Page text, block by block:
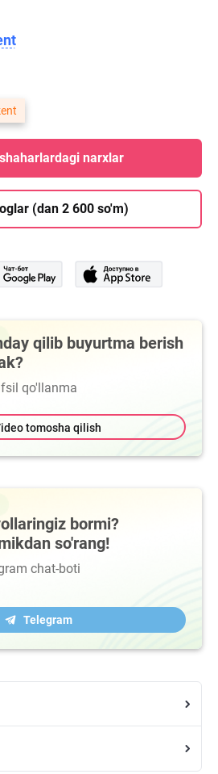
narxlar
(dan 2 600 so'm)
qilib buyurtma berish
qo'llanma
tomosha qilish
bormi?
so'rang!
chat-boti
Telegram